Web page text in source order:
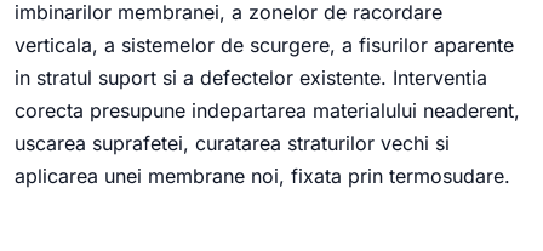
imbinarilor membranei, a zonelor de racordare
verticala, a sistemelor de scurgere, a fisurilor aparente
in stratul suport si a defectelor existente. Interventia
corecta presupune indepartarea materialului neaderent,
uscarea suprafetei, curatarea straturilor vechi si
aplicarea unei membrane noi, fixata prin termosudare.